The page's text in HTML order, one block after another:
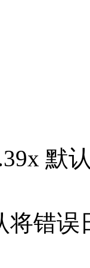
默
将错